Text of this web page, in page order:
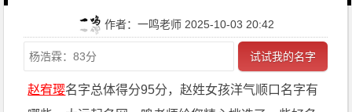
作者：一鸣老师 2025-10-03 20:42
试试我的名字
赵宥璎名字总体得分95分，赵姓女孩洋气顺口名字有